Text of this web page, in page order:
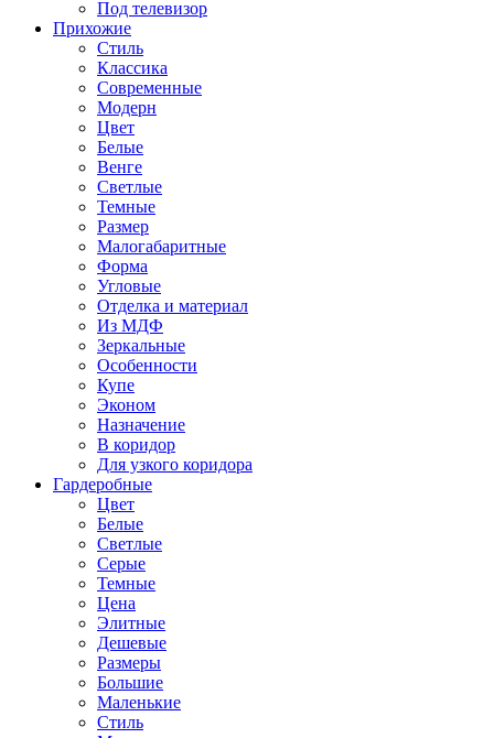
Под телевизор
Прихожие
Стиль
Классика
Современные
Модерн
Цвет
Белые
Венге
Светлые
Темные
Размер
Малогабаритные
Форма
Угловые
Отделка и материал
Из МДФ
Зеркальные
Особенности
Купе
Эконом
Назначение
В коридор
Для узкого коридора
Гардеробные
Цвет
Белые
Светлые
Серые
Темные
Цена
Элитные
Дешевые
Размеры
Большие
Маленькие
Стиль